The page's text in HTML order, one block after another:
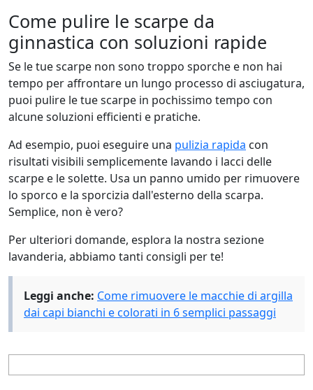
Come pulire le scarpe da
ginnastica con soluzioni rapide
Se le tue scarpe non sono troppo sporche e non hai
tempo per affrontare un lungo processo di asciugatura,
puoi pulire le tue scarpe in pochissimo tempo con
alcune soluzioni efficienti e pratiche.
Ad esempio, puoi eseguire una pulizia rapida con
risultati visibili semplicemente lavando i lacci delle
scarpe e le solette. Usa un panno umido per rimuovere
lo sporco e la sporcizia dall'esterno della scarpa.
Semplice, non è vero?
Per ulteriori domande, esplora la nostra sezione
lavanderia, abbiamo tanti consigli per te!
Leggi anche: Come rimuovere le macchie di argilla
dai capi bianchi e colorati in 6 semplici passaggi